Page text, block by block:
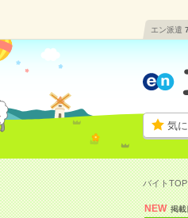
エン派遣
気
バイトTOP
NEW 掲載